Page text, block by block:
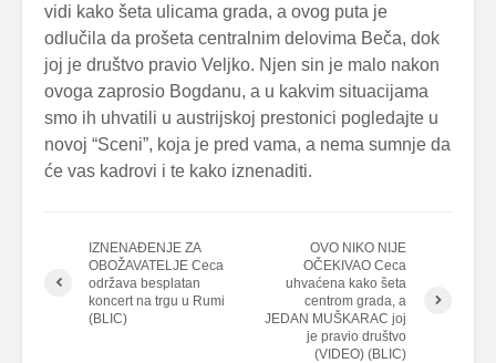
vidi kako šeta ulicama grada, a ovog puta je
odlučila da prošeta centralnim delovima Beča, dok
joj je društvo pravio Veljko. Njen sin je malo nakon
ovoga zaprosio Bogdanu, a u kakvim situacijama
smo ih uhvatili u austrijskoj prestonici pogledajte u
novoj “Sceni”, koja je pred vama, a nema sumnje da
će vas kadrovi i te kako iznenaditi.
IZNENAĐENJE ZA
OBOŽAVATELJE Ceca
održava besplatan
koncert na trgu u Rumi
(BLIC)
OVO NIKO NIJE
OČEKIVAO Ceca
uhvaćena kako šeta
centrom grada, a
JEDAN MUŠKARAC joj
je pravio društvo
(VIDEO) (BLIC)